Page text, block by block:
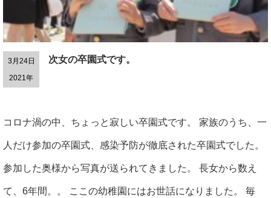
3月24日
2021年
次女の卒園式です。
コロナ渦の中、ちょっと寂しい卒園式です。 家族のうち、一
人だけ参加の卒園式、感染予防が徹底された卒園式でした。
参加した奥様から写真が送られてきました。 長女から数え
て、6年間。。 ここの幼稚園にはお世話になりました。 毎